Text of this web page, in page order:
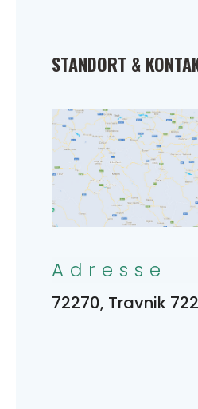
STANDORT &
Adresse
72270, Travnik